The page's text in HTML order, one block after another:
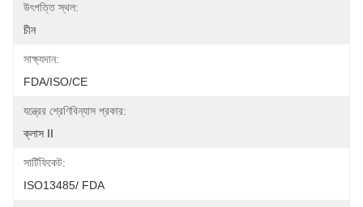
উৎপত্তি স্থল:
চীন
সাক্ষ্যদান:
FDA/ISO/CE
যন্ত্রের শ্রেণিবিন্যাস প্রকার:
ক্লাস II
সার্টিফিকেট:
ISO13485/ FDA